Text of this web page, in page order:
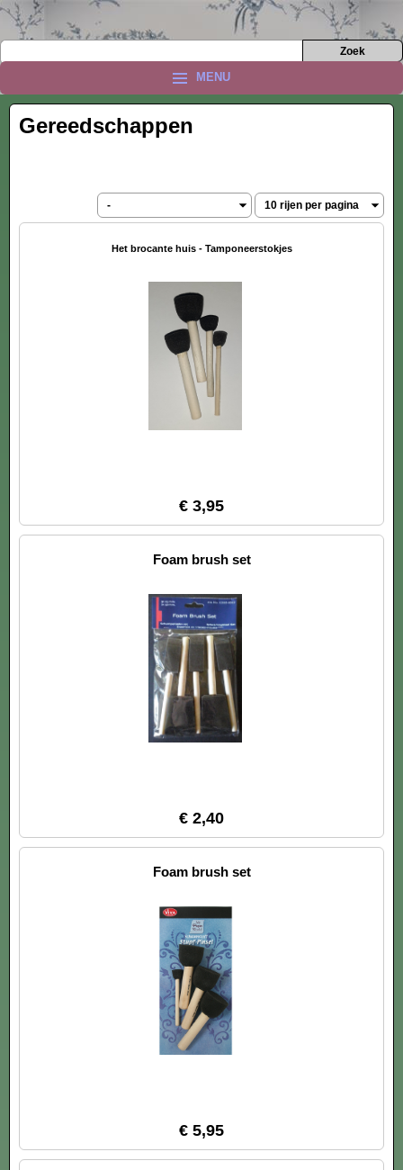
MENU
Gereedschappen
Het brocante huis - Tamponeerstokjes
€ 3,95
Foam brush set
€ 2,40
Foam brush set
€ 5,95